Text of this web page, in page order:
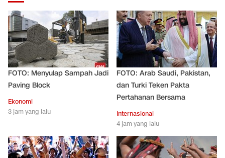
FOTO: Menyulap Sampah Jadi
Paving Block
Ekonomi
3 jam yang lalu
FOTO: Arab Saudi, Pakistan,
dan Turki Teken Pakta
Pertahanan Bersama
Internasional
4 jam yang lalu